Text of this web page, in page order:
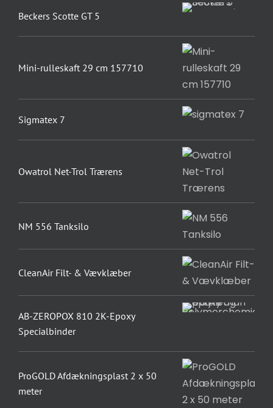
Beckers Scotte GT 5
Mini-rulleskaft 29 cm 157710
Sigmatex 7
Owatrol Net-Trol Trærens
NM 556 Tanksilo
CleanAir Filt- & Vævklæber
AB-ZEROPOX 810 2K-Epoxy
Specialbinder
ProGOLD Afdækningsplast 2 x 50
meter